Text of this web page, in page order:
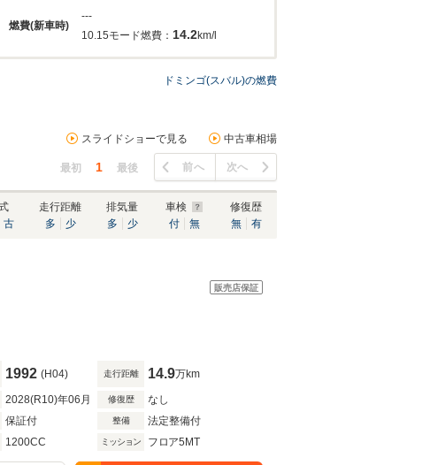
燃費(新車時)
---
10.15モード燃費： 14.2km/l
ドミンゴ(スバル)の燃費
スライドショーで見る 中古車相場
最初 1 最後 前へ 次へ
古
走行距離
多
少
排気量
多
少
車検
付
無
修復歴
無
有
販売店保証
1992 (H04) 走行距離 14.9万km
2028(R10)年06月 修復歴 なし
保証付 整備 法定整備付
1200CC ミッション フロア5MT